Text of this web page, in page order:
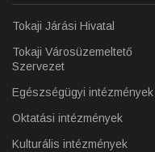
Tokaji Járási Hivatal
Tokaji Városüzemeltető
Szervezet
Egészségügyi intézmények
Oktatási intézmények
Kulturális intézmények